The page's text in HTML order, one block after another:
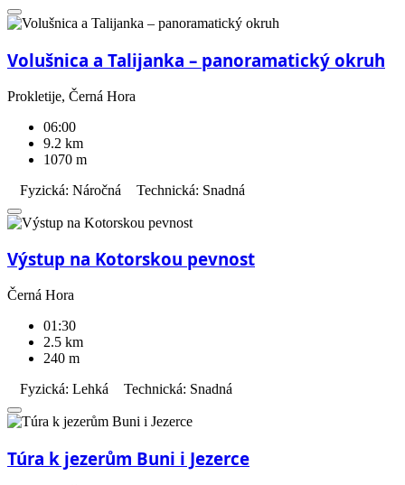
Volušnica a Talijanka – panoramatický okruh
Prokletije, Černá Hora
06:00
9.2 km
1070 m
Fyzická: Náročná
Technická: Snadná
Výstup na Kotorskou pevnost
Černá Hora
01:30
2.5 km
240 m
Fyzická: Lehká
Technická: Snadná
Túra k jezerům Buni i Jezerce